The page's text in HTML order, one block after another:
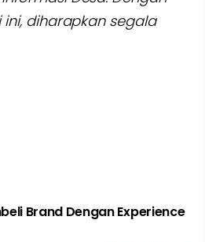
diharapkan segala
Brand Dengan Experience